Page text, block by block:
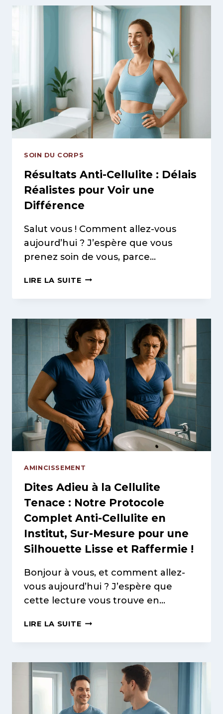
PLANNING
SIMPLE
PEAU
AVANT
L’ÉTÉ
EN
4
SEMAINES
SOIN DU CORPS
Résultats Anti-Cellulite : Délais
Réalistes pour Voir une
Différence
Salut vous ! Comment allez-vous
aujourd’hui ? J’espère que vous
prenez soin de vous, parce…
LIRE LA SUITERÉSULTATS
CELLULITE
DÉLAIS
RÉALISTES
POUR
VOIR
UNE
DIFFÉRENCE
AMINCISSEMENT
Dites Adieu à la Cellulite
Tenace : Notre Protocole
Complet Anti-Cellulite en
Institut, Sur-Mesure pour une
Silhouette Lisse et Raffermie !
Bonjour à vous, et comment allez-
vous aujourd’hui ? J’espère que
cette lecture vous trouve en…
LIRE LA SUITEDITES
À
CELLULITE
TENACE
:
NOTRE